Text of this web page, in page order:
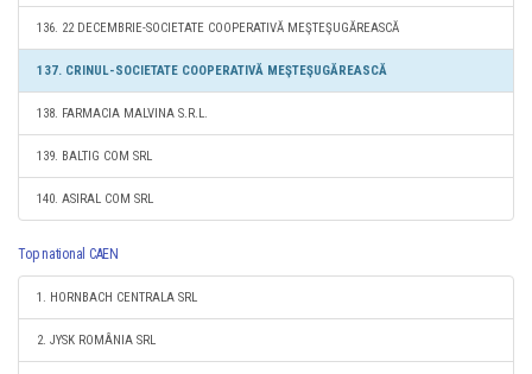
136. 22 DECEMBRIE-SOCIETATE COOPERATIVĂ MEŞTEŞUGĂREASCĂ
137. CRINUL-SOCIETATE COOPERATIVĂ MEŞTEŞUGĂREASCĂ
138. FARMACIA MALVINA S.R.L.
139. BALTIG COM SRL
140. ASIRAL COM SRL
Top national CAEN
1. HORNBACH CENTRALA SRL
2. JYSK ROMÂNIA SRL